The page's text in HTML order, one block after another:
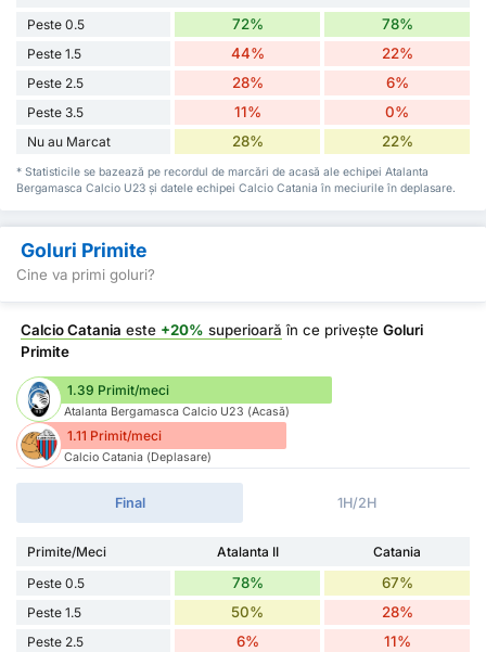
Peste 0.5 72% 78%
Peste 1.5 44% 22%
Peste 2.5 28% 6%
Peste 3.5 11% 0%
Nu au Marcat 28% 22%
* Statisticile se bazează pe recordul de marcări de acasă ale echipei Atalanta
Bergamasca Calcio U23 și datele echipei Calcio Catania în meciurile în deplasare.
Goluri Primite
Cine va primi goluri?
Calcio Catania este +20% superioară în ce privește Goluri
Primite
1.39 Primit/meci
Atalanta Bergamasca Calcio U23 (Acasă)
1.11 Primit/meci
Calcio Catania (Deplasare)
Final 1H/2H
Primite/Meci Atalanta II
Catania
Peste 0.5
78% 67%
Peste 1.5 50% 28%
Peste 2.5 6% 11%